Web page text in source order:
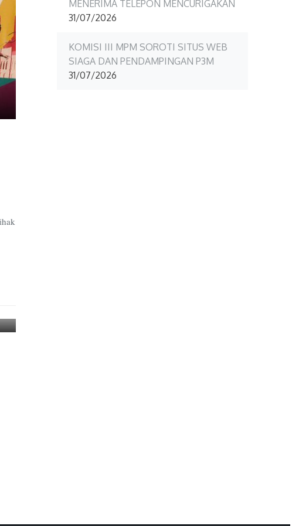
MENERIMA TELEPON MENCURIGAKAN
31/07/2026
KOMISI III MPM SOROTI SITUS WEB
SIAGA DAN PENDAMPINGAN P3M
31/07/2026